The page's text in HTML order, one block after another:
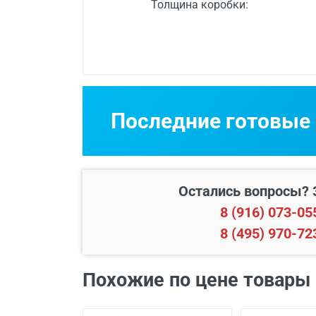
Толщина коробки:
Бесплатный
В пределах МКАД и в
Последние
Остались вопросы?
8 (916) 073-
8 (495) 970-
Похожие по цене товары